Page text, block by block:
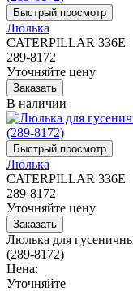
Люлька
CATERPILLAR 336E
289-8172
Уточняйте цену
В наличии
Люлька
CATERPILLAR 336E
289-8172
Уточняйте цену
Люлька для
(289-8172)
Цена:
Уточняйте